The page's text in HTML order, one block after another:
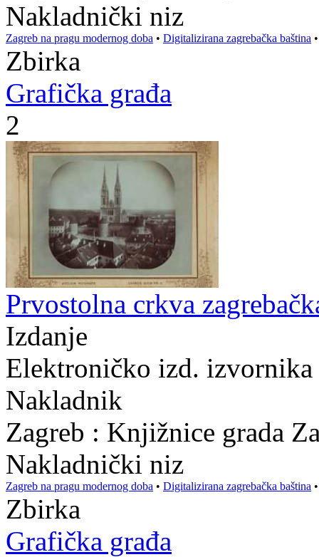
Nakladnički niz
Zagreb na pragu modernog doba • Digitalizirana zagrebačka baština
Zbirka
Grafička građa
2
Prvostolna crkva
Izdanje
Elektroničko izd.
Nakladnik
Zagreb : Knjižnice grada
Nakladnički niz
Zagreb na pragu modernog doba • Digitalizirana zagrebačka baština
Zbirka
Grafička građa